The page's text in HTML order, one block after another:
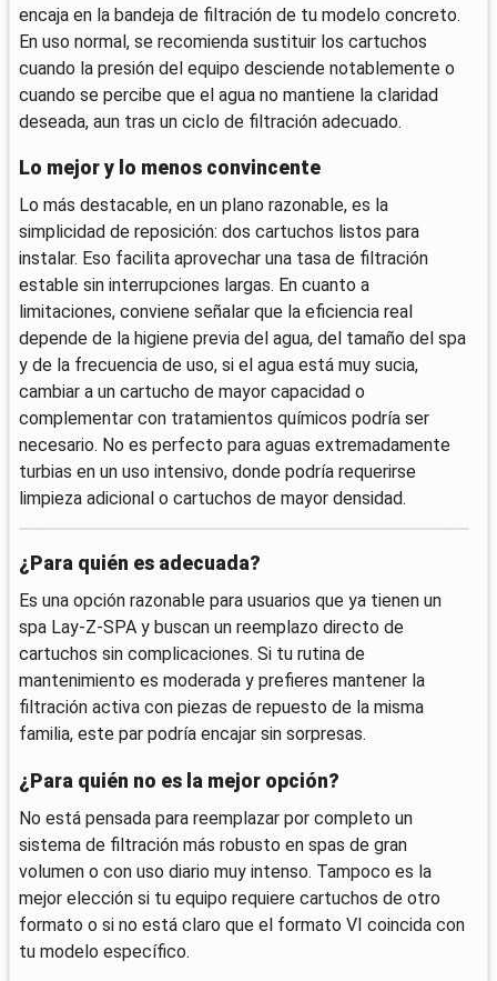
encaja en la bandeja de filtración de tu modelo concreto.
En uso normal, se recomienda sustituir los cartuchos
cuando la presión del equipo desciende notablemente o
cuando se percibe que el agua no mantiene la claridad
deseada, aun tras un ciclo de filtración adecuado.
Lo mejor y lo menos convincente
Lo más destacable, en un plano razonable, es la
simplicidad de reposición: dos cartuchos listos para
instalar. Eso facilita aprovechar una tasa de filtración
estable sin interrupciones largas. En cuanto a
limitaciones, conviene señalar que la eficiencia real
depende de la higiene previa del agua, del tamaño del spa
y de la frecuencia de uso, si el agua está muy sucia,
cambiar a un cartucho de mayor capacidad o
complementar con tratamientos químicos podría ser
necesario. No es perfecto para aguas extremadamente
turbias en un uso intensivo, donde podría requerirse
limpieza adicional o cartuchos de mayor densidad.
¿Para quién es adecuada?
Es una opción razonable para usuarios que ya tienen un
spa Lay-Z-SPA y buscan un reemplazo directo de
cartuchos sin complicaciones. Si tu rutina de
mantenimiento es moderada y prefieres mantener la
filtración activa con piezas de repuesto de la misma
familia, este par podría encajar sin sorpresas.
¿Para quién no es la mejor opción?
No está pensada para reemplazar por completo un
sistema de filtración más robusto en spas de gran
volumen o con uso diario muy intenso. Tampoco es la
mejor elección si tu equipo requiere cartuchos de otro
formato o si no está claro que el formato VI coincida con
tu modelo específico.